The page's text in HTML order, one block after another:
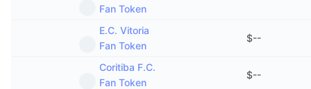
Fan Token
E.C. Vitoria
Fan Token
$--
Coritiba F.C.
Fan Token
$--